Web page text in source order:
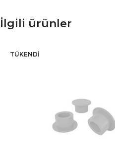
İlgili ürünler
TÜKENDI